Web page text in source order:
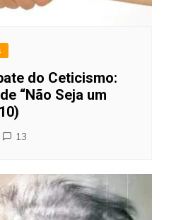
do Ceticismo:
“Não Seja um
13